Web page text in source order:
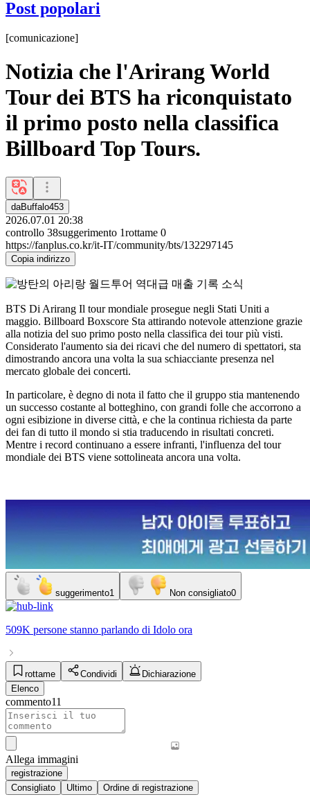
Post popolari
[comunicazione]
Notizia che l'Arirang World
Tour dei BTS ha riconquistato
il primo posto nella classifica
Billboard Top Tours.
daBuffalo453
2026.07.01 20:38
controllo 38suggerimento 1rottame 0
https://fanplus.co.kr/it-IT/community/bts/132297145
Copia indirizzo
BTS Di Arirang Il tour mondiale prosegue negli Stati Uniti a
maggio. Billboard Boxscore Sta attirando notevole attenzione grazie
alla notizia del suo primo posto nella classifica dei tour più visti.
Considerato l'aumento sia dei ricavi che del numero di spettatori, sta
dimostrando ancora una volta la sua schiacciante presenza nel
mercato globale dei concerti.
In particolare, è degno di nota il fatto che il gruppo stia mantenendo
un successo costante al botteghino, con grandi folle che accorrono a
ogni esibizione in diverse città, e che la continua richiesta da parte
dei fan di tutto il mondo si stia traducendo in risultati concreti.
Mentre i record continuano a essere infranti, l'influenza del tour
mondiale dei BTS viene sottolineata ancora una volta.
suggerimento1 Non consigliato0
509K persone stanno parlando di Idolo ora
rottame Condividi
Dichiarazione
Elenco
commento11
Allega immagini
registrazione
Consigliato
Ultimo Ordine di registrazione